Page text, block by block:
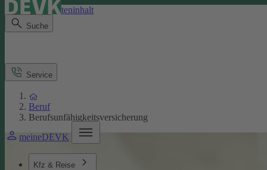
Direkt zum Seiteninhalt
Suche
meineDEVK
Kfz & Reise
Service
Beruf
Berufsunfähigkeitsversicherung